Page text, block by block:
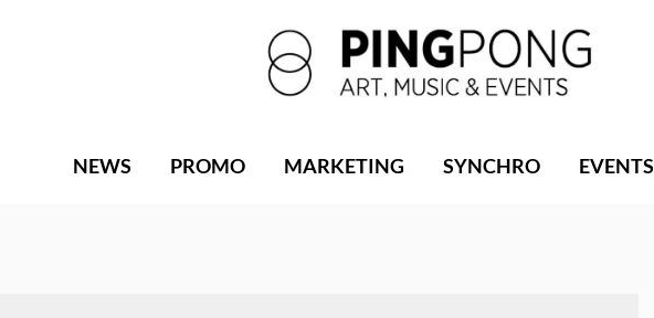
NEWS PROMO MARKETING SYNCHRO EVENTS